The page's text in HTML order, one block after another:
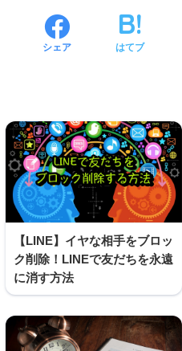
シェア はてブ
【LINE】イヤな相手をブロッ
ク削除！LINEで友だちを永遠
に消す方法